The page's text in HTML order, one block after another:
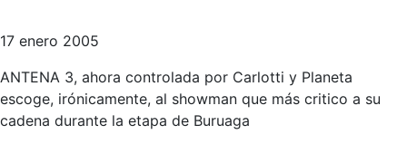
17 enero 2005
ANTENA 3, ahora controlada por Carlotti y Planeta
escoge, irónicamente, al showman que más critico a su
cadena durante la etapa de Buruaga